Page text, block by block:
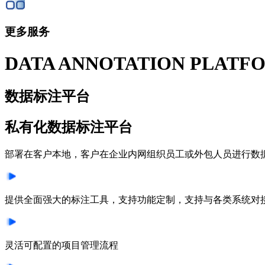
更多服务
DATA ANNOTATION
数据标注平台
私有化数据标注平台
部署在客户本地，客户在企业内网组织员工或外包人员进行数
提供全面强大的标注工具，支持功能定制，支持与各类系统对
灵活可配置的项目管理流程